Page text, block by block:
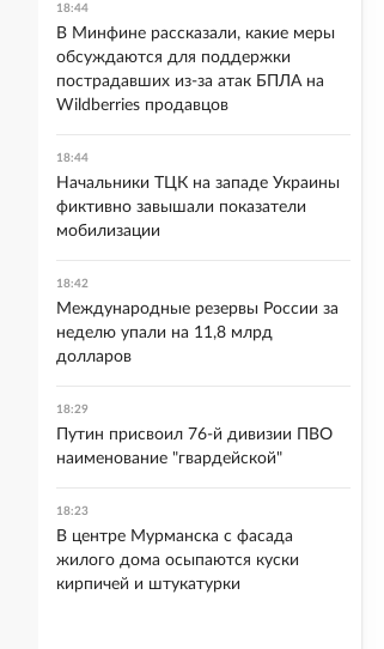
18:44
В Минфине рассказали, какие меры
обсуждаются для поддержки
пострадавших из-за атак БПЛА на
Wildberries продавцов
18:44
Начальники ТЦК на западе Украины
фиктивно завышали показатели
мобилизации
18:42
Международные резервы России за
неделю упали на 11,8 млрд
долларов
18:29
Путин присвоил 76-й дивизии ПВО
наименование "гвардейской"
18:23
В центре Мурманска с фасада
жилого дома осыпаются куски
кирпичей и штукатурки